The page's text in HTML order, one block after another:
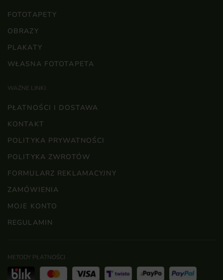
FOTOTAPETY
OBRAZY
PLAKATY
WŁASNA FOTOTAPETA
WAŻNE LINKI
PŁATNOŚCI I DOSTAWA
KONTAKT
POLITYKA PRYWATNOŚCI
POLITYKA ZWROTÓW
FORMULARZ REKLAMACYJNY
ZAMÓWIENIA
MOJE KONTO
REGULAMIN
METODY PŁATNOŚCI